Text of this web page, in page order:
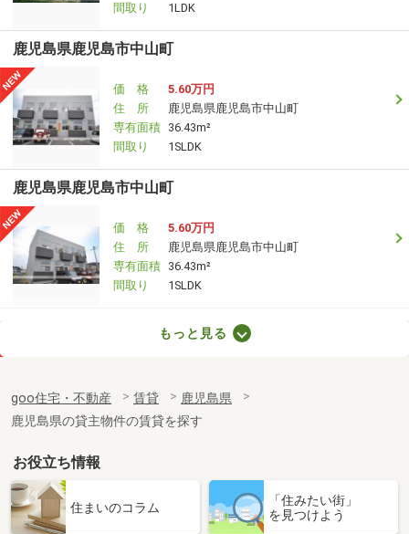
間取り
1LDK
鹿児島県鹿児島市中山町
価 格
5.60万円
住 所
鹿児島県鹿児島市中山町
専有面積 36.43m²
間取り
1SLDK
鹿児島県鹿児島市中山町
価 格
5.60万円
住 所
鹿児島県鹿児島市中山町
専有面積 36.43m²
間取り
1SLDK
鹿児島県薩摩川内市宮内町
専有面積
28.02m²
間取り
1K
鹿児島県薩摩川内市中郷４
価 格
4.20万円
鹿児島県薩摩川内市中郷４
もっと見る
goo住宅・不動産 賃貸
鹿児島県
鹿児島県の貸主物件の賃貸を探す
お役立ち情報
住まいのコラム
「住みたい街」
を見つけよう